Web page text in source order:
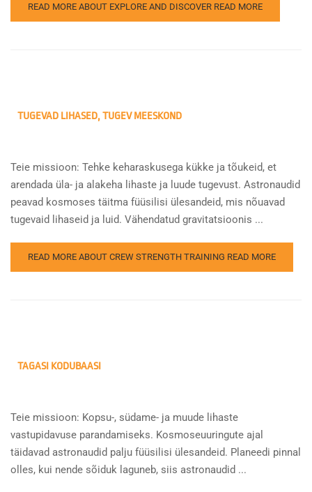
READ MORE ABOUT EXPLORE AND DISCOVER READ MORE
TUGEVAD LIHASED, TUGEV MEESKOND
Teie missioon: Tehke keharaskusega kükke ja tõukeid, et
arendada üla- ja alakeha lihaste ja luude tugevust. Astronaudid
peavad kosmoses täitma füüsilisi ülesandeid, mis nõuavad
tugevaid lihaseid ja luid. Vähendatud gravitatsioonis ...
READ MORE ABOUT CREW STRENGTH TRAINING READ MORE
TAGASI KODUBAASI
Teie missioon: Kopsu-, südame- ja muude lihaste
vastupidavuse parandamiseks. Kosmoseuuringute ajal
täidavad astronaudid palju füüsilisi ülesandeid. Planeedi pinnal
olles, kui nende sõiduk laguneb, siis astronaudid ...